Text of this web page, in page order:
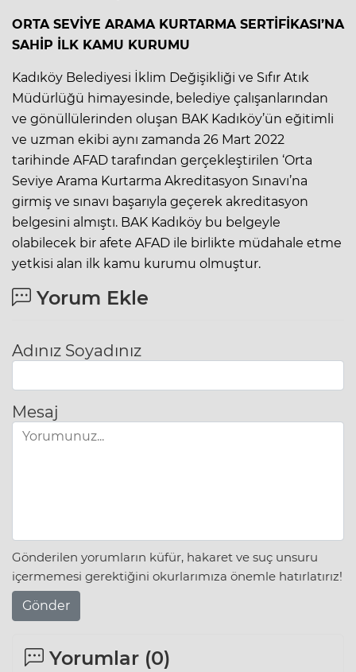
ORTA SEVİYE ARAMA KURTARMA SERTİFİKASI’NA
SAHİP İLK KAMU KURUMU
Kadıköy Belediyesi İklim Değişikliği ve Sıfır Atık
Müdürlüğü himayesinde, belediye çalışanlarından
ve gönüllülerinden oluşan BAK Kadıköy’ün eğitimli
ve uzman ekibi aynı zamanda 26 Mart 2022
tarihinde AFAD tarafından gerçekleştirilen ‘Orta
Seviye Arama Kurtarma Akreditasyon Sınavı’na
girmiş ve sınavı başarıyla geçerek akreditasyon
belgesini almıştı. BAK Kadıköy bu belgeyle
olabilecek bir afete AFAD ile birlikte müdahale etme
yetkisi alan ilk kamu kurumu olmuştur.
Yorum Ekle
Adınız Soyadınız
Mesaj
Gönderilen yorumların küfür, hakaret ve suç unsuru
içermemesi gerektiğini okurlarımıza önemle hatırlatırız!
Gönder
Yorumlar (0)